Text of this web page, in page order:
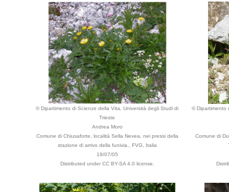
© Dipartimento di Scienze della Vita, Università degli Studi di
Trieste
Andrea Moro
Comune di Chiusaforte, località Sella Nevea, nei pressi della
stazione di arrivo della funivia., FVG, Italia
19/07/05
Distributed under CC BY-SA 4.0 license.
© Dipartimento
Comune di